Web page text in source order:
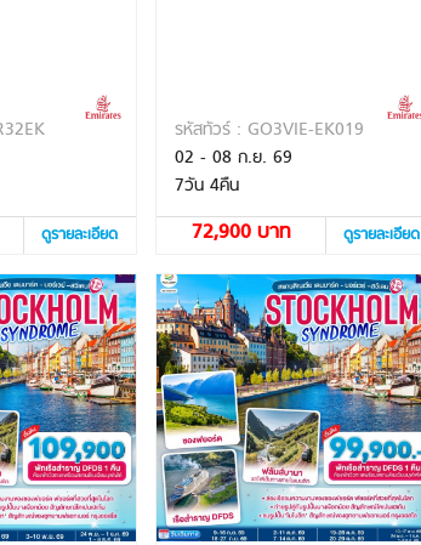
ดูรายละเอียด
รหัสทัวร์ : GO3VIE-EK019
02 - 08 ก.ย. 69
7วัน 4คืน
72,900 บาท ดูรายละเอียด